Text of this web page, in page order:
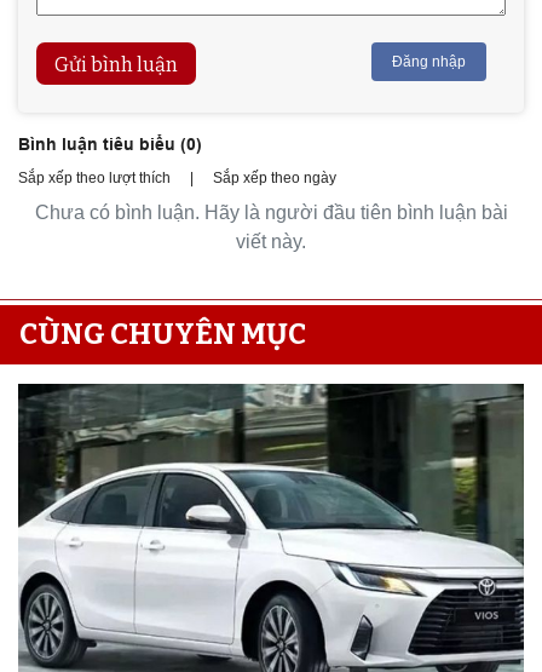
Gửi bình luận Đăng nhập
Bình luận tiêu biểu (0)
Sắp xếp theo lượt thích | Sắp xếp theo ngày
Chưa có bình luận. Hãy là người đầu tiên bình luận bài
viết này.
CÙNG CHUYÊN MỤC